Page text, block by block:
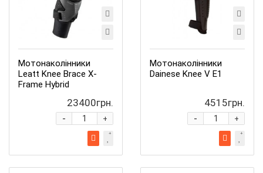
Мотонаколінники
Leatt Knee Brace X-
Frame Hybrid
23400грн.
+
-
Мотонаколінники
Dainese Knee V E1
4515грн.
+
-